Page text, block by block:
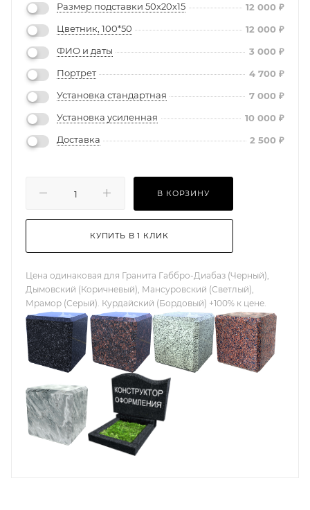
Размер подставки 50х20х15 12 000 ₽
Цветник, 100*50
12 000 ₽
ФИО и даты
3 000 ₽
Портрет
4 700 ₽
Установка стандартная
7 000 ₽
Установка усиленная
10 000 ₽
Доставка
2 500 ₽
В КОРЗИНУ
КУПИТЬ В 1 КЛИК
Цена одинаковая для Гранита Габбро-Диабаз (Черный),
Дымовский (Коричневый), Мансуровский (Светлый),
Мрамор (Серый). Курдайский (Бордовый) +100% к цене.